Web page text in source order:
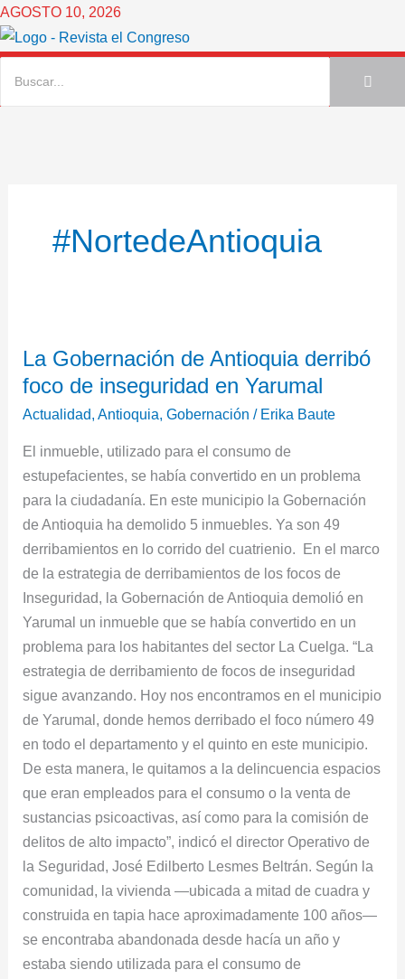
Ir
al
contenido
AGOSTO 10, 2026
#NortedeAntioquia
La Gobernación de Antioquia derribó
foco de inseguridad en Yarumal
Actualidad,Antioquia,Gobernación / Erika Baute
El inmueble, utilizado para el consumo de
estupefacientes, se había convertido en un problema
para la ciudadanía. En este municipio la Gobernación
de Antioquia ha demolido 5 inmuebles. Ya son 49
derribamientos en lo corrido del cuatrienio. En el marco
de la estrategia de derribamientos de los focos de
Inseguridad, la Gobernación de Antioquia demolió en
Yarumal un inmueble que se había convertido en un
problema para los habitantes del sector La Cuelga. “La
estrategia de derribamiento de focos de inseguridad
sigue avanzando. Hoy nos encontramos en el municipio
de Yarumal, donde hemos derribado el foco número 49
en todo el departamento y el quinto en este municipio.
De esta manera, le quitamos a la delincuencia espacios
que eran empleados para el consumo o la venta de
sustancias psicoactivas, así como para la comisión de
delitos de alto impacto”, indicó el director Operativo de
la Seguridad, José Edilberto Lesmes Beltrán. Según la
comunidad, la vivienda —ubicada a mitad de cuadra y
construida en tapia hace aproximadamente 100 años—
se encontraba abandonada desde hacía un año y
estaba siendo utilizada para el consumo de
Gobernación
de
Antioquia
foco
de
inseguridad
en
Yarumal